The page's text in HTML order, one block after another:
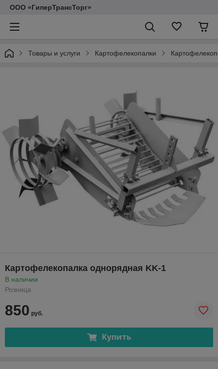
ООО «ГиперТрансТорг»
Товары и услуги Картофелекопалки
Картофелекопалка однорядная KK-1
В наличии
Розница
850 руб.
Купить